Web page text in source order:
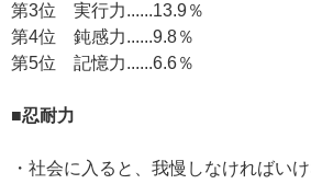
第3位 実行力......13.9％
第4位 鈍感力......9.8％
第5位 記憶力......6.6％
■忍耐力
・社会に入ると、我慢しなければい